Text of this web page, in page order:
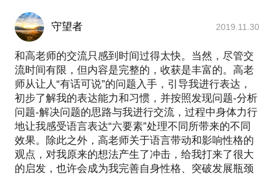
守望者 2019.11.30
和高老师的交流只感到时间过得太快。当然，尽管交
流时间有限，但内容是完整的，收获是丰富的。高老
师从让人“有话可说”的问题入手，引导我进行表达，
初步了解我的表达能力和习惯，并按照发现问题-分析
问题-解决问题的思路与我进行交流，过程中身体力行
地让我感受语言表达“六要素”处理不同所带来的不同
效果。除此之外，高老师关于语言带动和影响性格的
观点，对我原来的想法产生了冲击，给我打来了很大
的启发，也许会成为我完善自身性格、突破发展瓶颈